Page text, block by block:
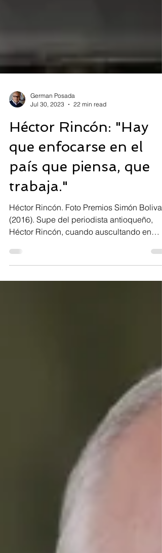
German Posada
Jul 30, 2023
Héctor Rincón: "Hay
que enfocarse en el
país que piensa, que
trabaja."
(2016). Supe del periodista antioqueño,
Héctor Rincón, cuando auscultando en
internet me...